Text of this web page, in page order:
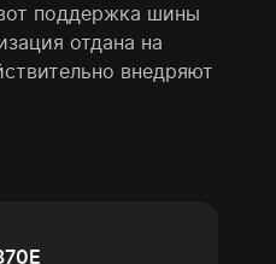
поддержка шины
отдана на
внедряют